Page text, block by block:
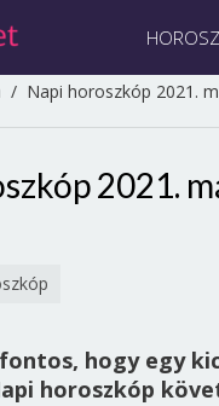
/ Napi horoszkóp 2021.
2021.
fontos, hogy egy
horoszkóp